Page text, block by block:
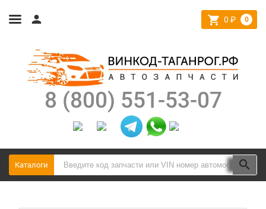
0 ₽ 0
8 (800) 551-53-07
Каталоги